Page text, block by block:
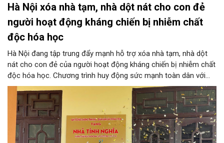
Hà Nội xóa nhà tạm, nhà dột nát cho con đẻ
người hoạt động kháng chiến bị nhiễm chất
độc hóa học
Hà Nội đang tập trung đẩy mạnh hỗ trợ xóa nhà tạm, nhà dột
nát cho con đẻ của người hoạt động kháng chiến bị nhiễm chất
độc hóa học. Chương trình huy động sức mạnh toàn dân với
tinh thần "ai có gì giúp nấy" nhằm tạo dựng những mái ấm nghĩa
tình vững chắc...